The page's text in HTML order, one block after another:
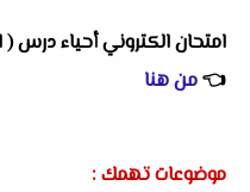
امتحان الكتروني أحياء درس
👈من هنا
موضوعات تهمك :